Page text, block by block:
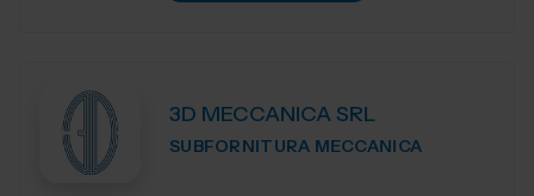
3D MECCANICA SRL
SUBFORNITURA MECCANICA